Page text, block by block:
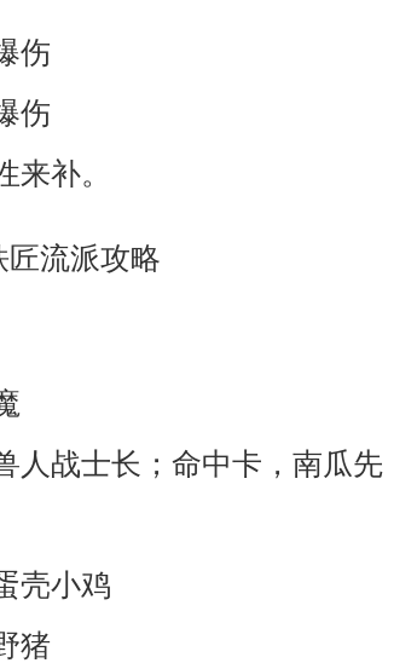
伤
伤
补。
人战士长；命中卡，南瓜先
壳小鸡
猪